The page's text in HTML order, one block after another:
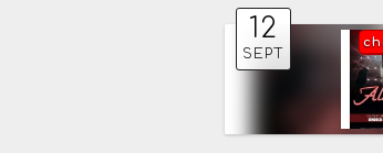
12
SEPT